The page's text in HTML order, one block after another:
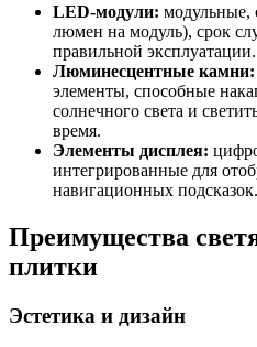
LED-модули: модульные,
люмен на модуль), срок
правильной эксплуатации.
Люминесцентные камни:
элементы, способные
солнечного света и
время.
Элементы дисплея:
интегрированные для
навигационных подсказок.
Преимущества
плитки
Эстетика и дизайн